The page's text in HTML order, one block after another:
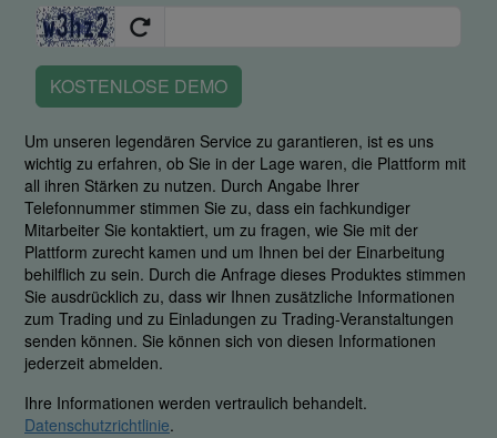
KOSTENLOSE DEMO
Um unseren legendären Service zu garantieren, ist es uns
wichtig zu erfahren, ob Sie in der Lage waren, die Plattform mit
all ihren Stärken zu nutzen. Durch Angabe Ihrer
Telefonnummer stimmen Sie zu, dass ein fachkundiger
Mitarbeiter Sie kontaktiert, um zu fragen, wie Sie mit der
Plattform zurecht kamen und um Ihnen bei der Einarbeitung
behilflich zu sein. Durch die Anfrage dieses Produktes stimmen
Sie ausdrücklich zu, dass wir Ihnen zusätzliche Informationen
zum Trading und zu Einladungen zu Trading-Veranstaltungen
senden können. Sie können sich von diesen Informationen
jederzeit abmelden.
Ihre Informationen werden vertraulich behandelt.
Datenschutzrichtlinie.